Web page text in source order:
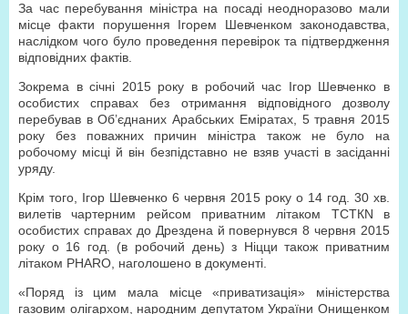
За час перебування міністра на посаді неодноразово мали
місце факти порушення Ігорем Шевченком законодавства,
наслідком чого було проведення перевірок та підтвердження
відповідних фактів.
Зокрема в січні 2015 року в робочий час Ігор Шевченко в
особистих справах без отримання відповідного дозволу
перебував в Об’єднаних Арабських Еміратах, 5 травня 2015
року без поважних причин міністра також не було на
робочому місці й він безпідставно не взяв участі в засіданні
уряду.
Крім того, Ігор Шевченко 6 червня 2015 року о 14 год. 30 хв.
вилетів чартерним рейсом приватним літаком ТСТКN в
особистих справах до Дрездена й повернувся 8 червня 2015
року о 16 год. (в робочий день) з Ніцци також приватним
літаком PHARO, наголошено в документі.
«Поряд із цим мала місце «приватизація» міністерства
газовим олігархом, народним депутатом України Онищенком